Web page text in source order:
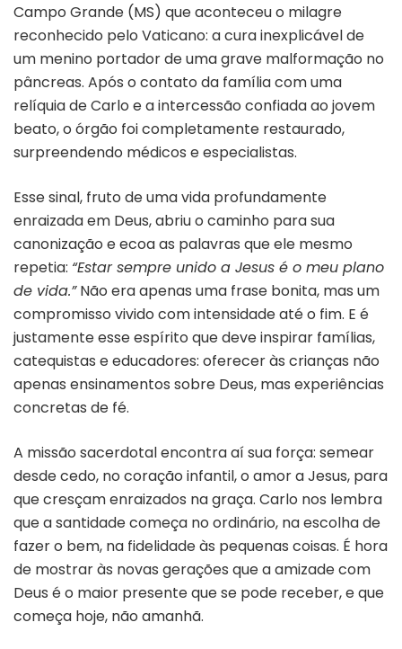
Campo Grande (MS) que aconteceu o milagre
reconhecido pelo Vaticano: a cura inexplicável de
um menino portador de uma grave malformação no
pâncreas. Após o contato da família com uma
relíquia de Carlo e a intercessão confiada ao jovem
beato, o órgão foi completamente restaurado,
surpreendendo médicos e especialistas.
Esse sinal, fruto de uma vida profundamente
enraizada em Deus, abriu o caminho para sua
canonização e ecoa as palavras que ele mesmo
repetia: “Estar sempre unido a Jesus é o meu plano
de vida.”Não era apenas uma frase bonita, mas um
compromisso vivido com intensidade até o fim. E é
justamente esse espírito que deve inspirar famílias,
catequistas e educadores: oferecer às crianças não
apenas ensinamentos sobre Deus, mas experiências
concretas de fé.
A missão sacerdotal encontra aí sua força: semear
desde cedo, no coração infantil, o amor a Jesus, para
que cresçam enraizados na graça. Carlo nos lembra
que a santidade começa no ordinário, na escolha de
fazer o bem, na fidelidade às pequenas coisas. É hora
de mostrar às novas gerações que a amizade com
Deus é o maior presente que se pode receber, e que
começa hoje, não amanhã.